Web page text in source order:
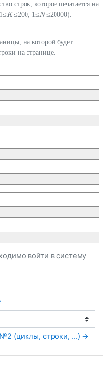
строк, которое печатается на
K
K ≤200, 1≤N
N ≤20000).
на которой будет
на странице.
войти в систему
(циклы, строки, ...) →